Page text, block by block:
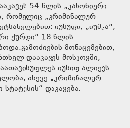
54 წლის „კანონიერი
რომელიც „კრიმინალურ
იუსუფი, „იუშკა“,
ქურდი“ 18 წლის
მონაცემებით,
დააკავეს მოსკოვში,
ალიევს
ასევე „კრიმინალურ
დაკავება.